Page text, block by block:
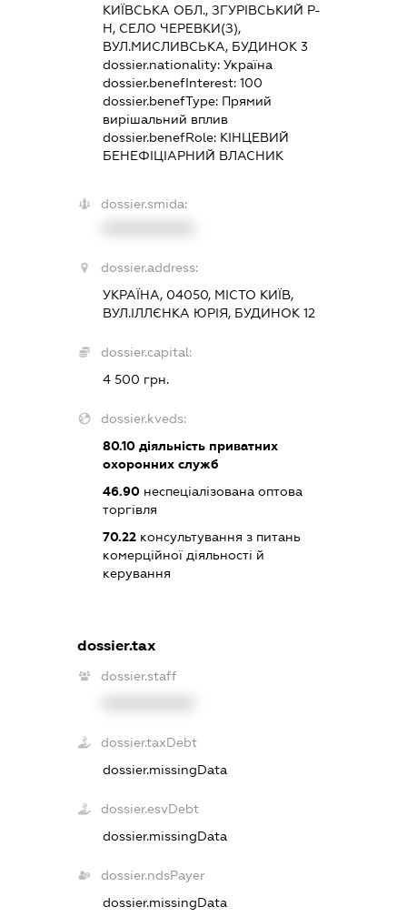
КИЇВСЬКА ОБЛ., ЗГУРІВСЬКИЙ Р-
Н, СЕЛО ЧЕРЕВКИ(З),
ВУЛ.МИСЛИВСЬКА, БУДИНОК 3
dossier.nationality:Україна
dossier.benefInterest:100
dossier.benefType: Прямий
вирішальний вплив
dossier.benefRole: КІНЦЕВИЙ
БЕНЕФІЦІАРНИЙ ВЛАСНИК
dossier.smida:
dossier.address:
УКРАЇНА, 04050, МІСТО КИЇВ,
ВУЛ.ІЛЛЄНКА ЮРІЯ, БУДИНОК 12
dossier.capital:
4 500 грн.
dossier.kveds:
80.10 діяльність приватних
охоронних служб
46.90 неспеціалізована оптова
торгівля
70.22 консультування з питань
комерційної діяльності й
керування
dossier.tax
dossier.staff
dossier.taxDebt
dossier.missingData
dossier.esvDebt
dossier.missingData
dossier.ndsPayer
dossier.missingData